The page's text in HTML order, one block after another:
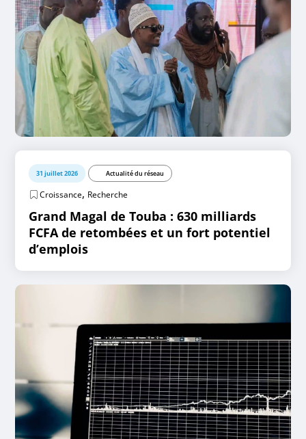
31 juillet 2026 Actualité du réseau
Croissance, Recherche
Grand Magal de Touba : 630 milliards
FCFA de retombées et un fort potentiel
d’emplois